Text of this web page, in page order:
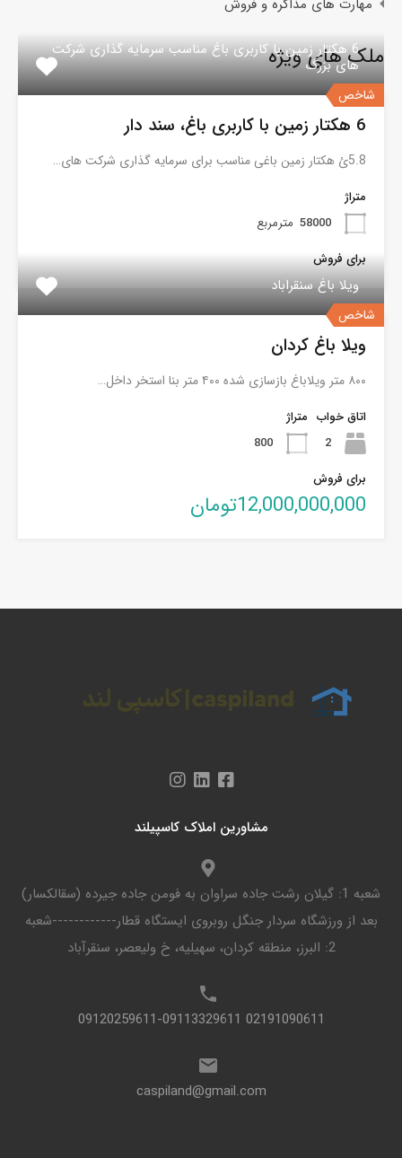
ملک های ویژه
شاخص
6 هکتار زمین با کاربری باغ مناسب سرمایه گذاری شرکت
های بزرگ
6 هکتار زمین با کاربری باغ، سند دار
5.8ئ هکتار زمین باغی مناسب برای سرمایه گذاری شرکت های…
متراژ
58000 مترمربع
برای فروش
شاخص
ویلا باغ سنقراباد
ویلا باغ کردان
۸۰۰ متر ویلاباغ بازسازی شده ۴۰۰ متر بنا استخر داخل…
اتاق خواب
2
متراژ
800
برای فروش
12,000,000,000تومان
مشاورین املاک کاسپیلند
شعبه 1: گیلان رشت جاده سراوان به فومن جاده جیرده (سقالکسار)
بعد از ورزشگاه سردار جنگل روبروی ایستگاه قطار------------شعبه
2: البرز، منطقه کردان، سهیلیه، خ ولیعصر، سنقرآباد
02191090611 09120259611-09113329611
caspiland@gmail.com